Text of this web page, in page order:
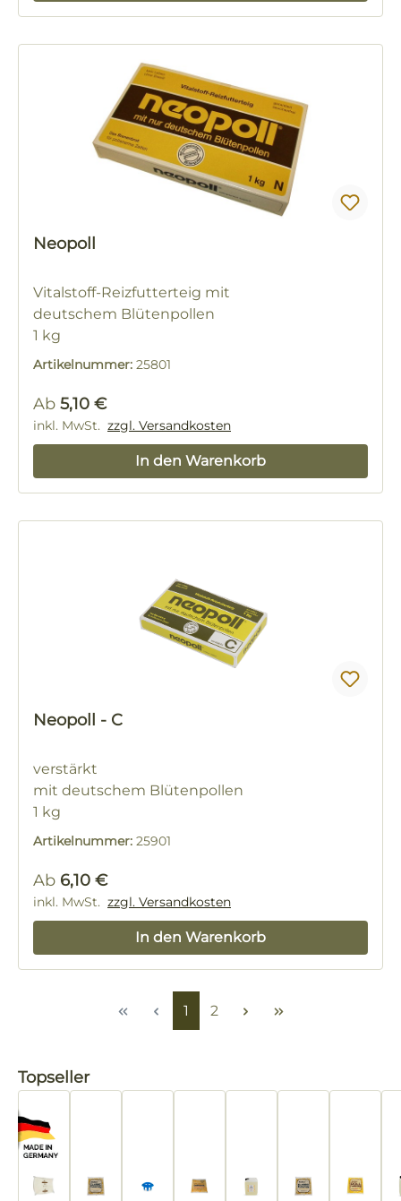
Neopoll
Vitalstoff-Reizfutterteig mit
deutschem Blütenpollen
1 kg
Artikelnummer: 25801
Regulärer Preis:
Ab 5,10 €
inkl. MwSt. zzgl. Versandkosten
In den Warenkorb
Neopoll - C
verstärkt
mit deutschem Blütenpollen
1 kg
Artikelnummer: 25901
Regulärer Preis:
Ab 6,10 €
inkl. MwSt. zzgl. Versandkosten
In den Warenkorb
Seite
1 Seite
2
Produktgalerie überspringen
Topseller